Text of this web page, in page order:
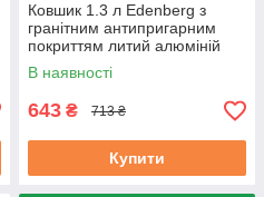
Ковшик 1.3 л Edenberg з
гранітним антипригарним
покриттям литий алюміній
(EB-3327)
В наявності
643 ₴ 713 ₴
Купити